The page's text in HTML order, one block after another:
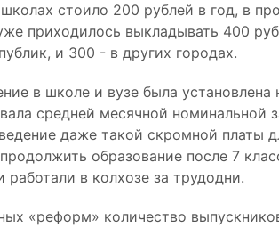
стоило 200 рублей в год, в
приходилось выкладывать 400
и 300 - в других городах.
в школе и вузе была установлена
средней месячной номинальной
даже такой скромной платы
образование после 7
работали в колхозе за трудодни.
«реформ» количество